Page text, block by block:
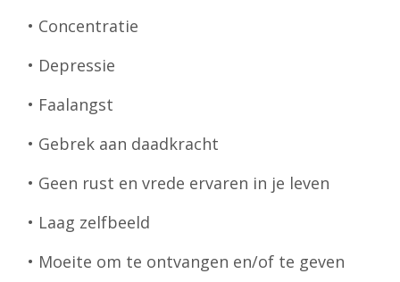
• Concentratie
• Depressie
• Faalangst
• Gebrek aan daadkracht
• Geen rust en vrede ervaren in je leven
• Laag zelfbeeld
• Moeite om te ontvangen en/of te geven